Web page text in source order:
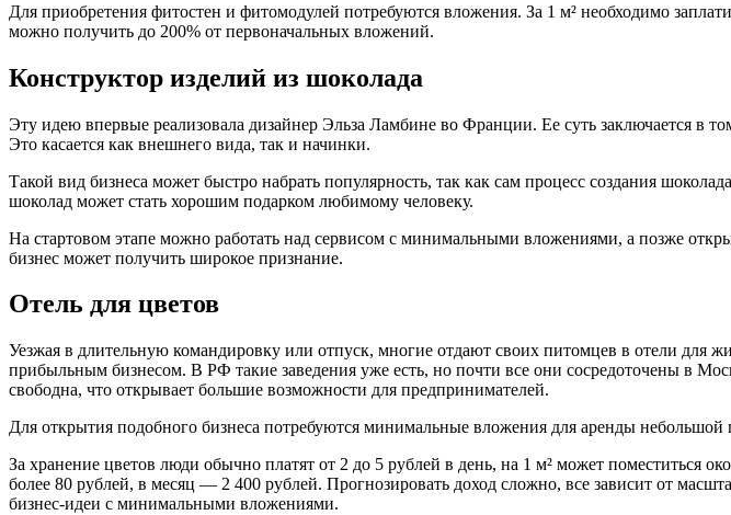
Для приобретения фитостен и фитомодулей потребуются вложения. За 1 м² необходимо
можно получить до 200% от первоначальных вложений.
Конструктор изделий из шоколада
Эту идею впервые реализовала дизайнер Эльза Ламбине во Франции. Ее суть заключается в
Это касается как внешнего вида, так и начинки.
Такой вид бизнеса может быстро набрать популярность, так как сам процесс создания
шоколад может стать хорошим подарком любимому человеку.
На стартовом этапе можно работать над сервисом с минимальными вложениями, а позже
бизнес может получить широкое признание.
Отель для цветов
Уезжая в длительную командировку или отпуск, многие отдают своих питомцев в отели для
прибыльным бизнесом. В РФ такие заведения уже есть, но почти все они сосредоточены в
свободна, что открывает большие возможности для предпринимателей.
Для открытия подобного бизнеса потребуются минимальные вложения для аренды небольшой
За хранение цветов люди обычно платят от 2 до 5 рублей в день, на 1 м² может поместиться
более 80 рублей, в месяц — 2 400 рублей. Прогнозировать доход сложно, все зависит от
бизнес-идеи с минимальными вложениями.